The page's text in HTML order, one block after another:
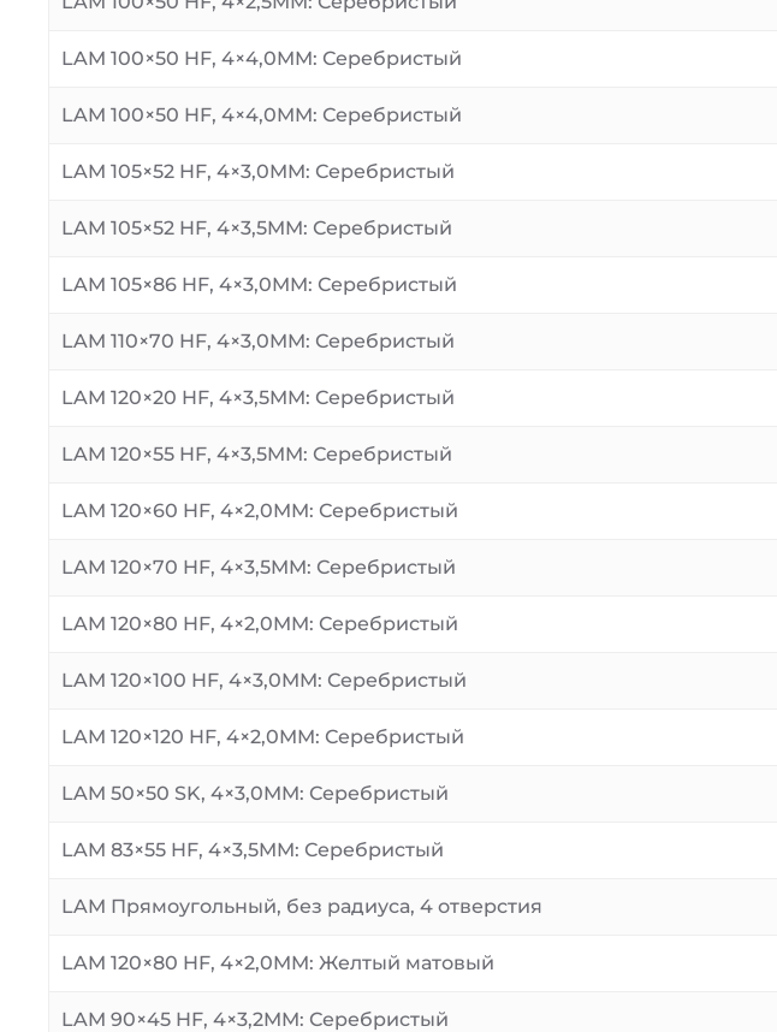
LAM 100×50 HF, 4×4,0MM: Серебристый
LAM 100×50 HF, 4×4,0MM: Серебристый
LAM 105×52 HF, 4×3,0MM: Серебристый
LAM 105×52 HF, 4×3,5MM: Серебристый
LAM 105×86 HF, 4×3,0MM: Серебристый
LAM 110×70 HF, 4×3,0MM: Серебристый
LAM 120×20 HF, 4×3,5MM: Серебристый
LAM 120×55 HF, 4×3,5MM: Серебристый
LAM 120×60 HF, 4×2,0MM: Серебристый
LAM 120×70 HF, 4×3,5MM: Серебристый
LAM 120×80 HF, 4×2,0MM: Серебристый
LAM 120×100 HF, 4×3,0MM: Серебристый
LAM 120×120 HF, 4×2,0MM: Серебристый
LAM 50×50 SK, 4×3,0MM: Серебристый
LAM 83×55 HF, 4×3,5MM: Серебристый
LAM Прямоугольный, без радиуса, 4 отверстия
LAM 120×80 HF, 4×2,0MM: Желтый матовый
LAM 90×45 HF, 4×3,2MM: Серебристый